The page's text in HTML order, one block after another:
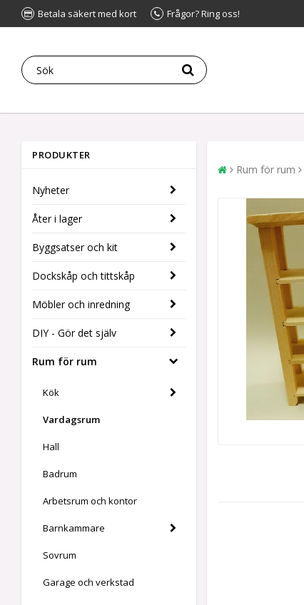
Betala säkert med kort Frågor? Ring oss!
PRODUKTER
Nyheter
Åter i lager
Byggsatser och kit
Dockskåp och tittskåp
Möbler och inredning
DIY - Gör det själv
Rum för rum
Kök
Vardagsrum
Hall
Badrum
Arbetsrum och kontor
Barnkammare
Sovrum
Garage och verkstad
Rum för rum